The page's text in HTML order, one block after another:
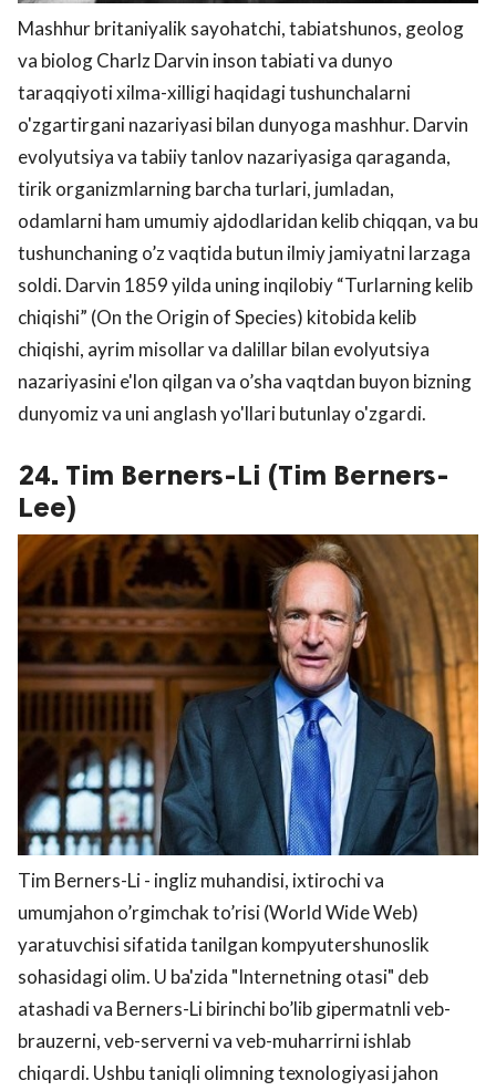
Mashhur britaniyalik sayohatchi, tabiatshunos, geolog
va biolog Charlz Darvin inson tabiati va dunyo
taraqqiyoti xilma-xilligi haqidagi tushunchalarni
o'zgartirgani nazariyasi bilan dunyoga mashhur. Darvin
evolyutsiya va tabiiy tanlov nazariyasiga qaraganda,
tirik organizmlarning barcha turlari, jumladan,
odamlarni ham umumiy ajdodlaridan kelib chiqqan, va bu
tushunchaning o’z vaqtida butun ilmiy jamiyatni larzaga
soldi. Darvin 1859 yilda uning inqilobiy “Turlarning kelib
chiqishi” (On the Origin of Species) kitobida kelib
chiqishi, ayrim misollar va dalillar bilan evolyutsiya
nazariyasini e'lon qilgan va o’sha vaqtdan buyon bizning
dunyomiz va uni anglash yo'llari butunlay o'zgardi.
24. Tim Berners-Li (Tim Berners-
Lee)
Tim Berners-Li - ingliz muhandisi, ixtirochi va
umumjahon o’rgimchak to’risi (World Wide Web)
yaratuvchisi sifatida tanilgan kompyutershunoslik
sohasidagi olim. U ba'zida "Internetning otasi" deb
atashadi va Berners-Li birinchi bo’lib gipermatnli veb-
brauzerni, veb-serverni va veb-muharrirni ishlab
chiqardi. Ushbu taniqli olimning texnologiyasi jahon